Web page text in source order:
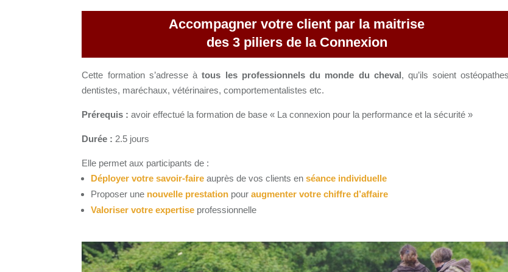
Accompagner votre client par la maitrise
des 3 piliers de la Connexion
Cette formation s’adresse àtous les professionnels du monde du cheval, qu’ils soient
dentistes, maréchaux, vétérinaires, comportementalistes etc.
Prérequis : avoir effectué la formation de base « La connexion pour la performance et la sécurité »
Durée : 2.5 jours
Elle permet aux participants de :
Déployer votre savoir-faire auprès de vos clients enséance individuelle
Proposer une nouvelle prestation pouraugmenter votre chiffre d’affaire
Valoriser votre expertise professionnelle